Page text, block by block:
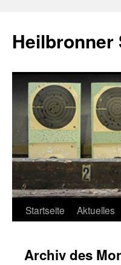
springen
Heilbronner
Startseite Aktuelles
Archiv des